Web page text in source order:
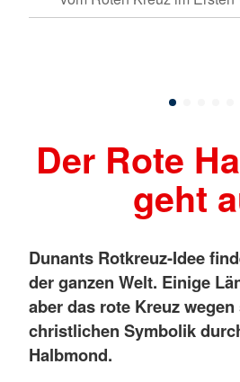
Der Rote
geht
Dunants Rotkreuz-Idee
der ganzen Welt. Einige
aber das rote Kreuz
christlichen Symbolik
Halbmond.